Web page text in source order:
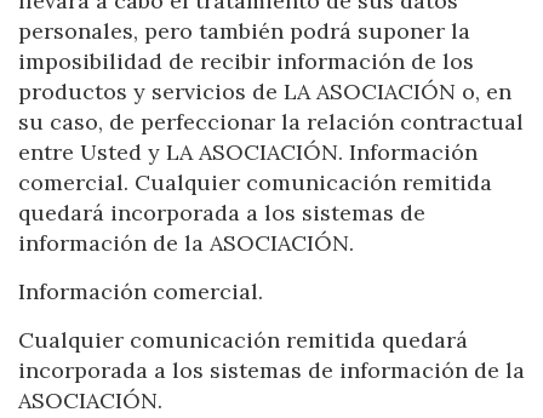
personales, pero también podrá suponer la
imposibilidad de recibir información de los
productos y servicios de LA ASOCIACIÓN o, en
su caso, de perfeccionar la relación contractual
entre Usted y LA ASOCIACIÓN. Información
comercial. Cualquier comunicación remitida
quedará incorporada a los sistemas de
información de la ASOCIACIÓN.
Información comercial.
Cualquier comunicación remitida quedará
incorporada a los sistemas de información de la
ASOCIACIÓN.